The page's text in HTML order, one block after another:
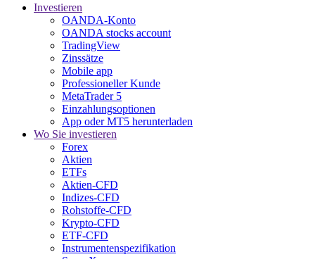
Investieren
OANDA-Konto
OANDA stocks account
TradingView
Zinssätze
Mobile app
Professioneller Kunde
MetaTrader 5
Einzahlungsoptionen
App oder MT5 herunterladen
Wo Sie investieren
Forex
Aktien
ETFs
Aktien-CFD
Indizes-CFD
Rohstoffe-CFD
Krypto-CFD
ETF-CFD
Instrumentenspezifikation